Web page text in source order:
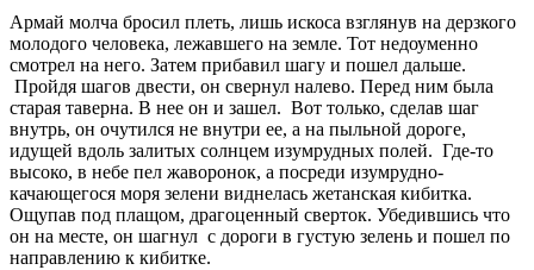
Армай молча бросил плеть, лишь искоса взглянув на дерзкого
молодого человека, лежавшего на земле. Тот недоуменно
смотрел на него. Затем прибавил шагу и пошел дальше.
Пройдя шагов двести, он свернул налево. Перед ним была
старая таверна. В нее он и зашел. Вот только, сделав шаг
внутрь, он очутился не внутри ее, а на пыльной дороге,
идущей вдоль залитых солнцем изумрудных полей. Где-то
высоко, в небе пел жаворонок, а посреди изумрудно-
качающегося моря зелени виднелась жетанская кибитка.
Ощупав под плащом, драгоценный сверток. Убедившись что
он на месте, он шагнул с дороги в густую зелень и пошел по
направлению к кибитке.